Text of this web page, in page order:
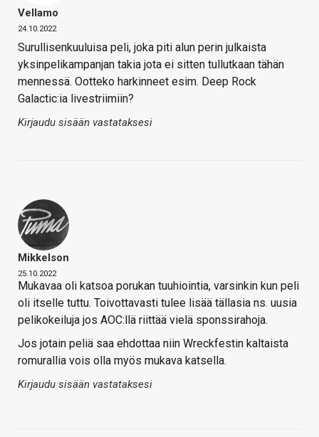
Vellamo
24.10.2022
Surullisenkuuluisa peli, joka piti alun perin julkaista
yksinpelikampanjan takia jota ei sitten tullutkaan tähän
mennessä. Ootteko harkinneet esim. Deep Rock
Galactic:ia livestriimiin?
Kirjaudu sisään vastataksesi
Mikkelson
25.10.2022
Mukavaa oli katsoa porukan tuuhiointia, varsinkin kun peli
oli itselle tuttu. Toivottavasti tulee lisää tällasia ns. uusia
pelikokeiluja jos AOC:llä riittää vielä sponssirahoja.
Jos jotain peliä saa ehdottaa niin Wreckfestin kaltaista
romurallia vois olla myös mukava katsella.
Kirjaudu sisään vastataksesi